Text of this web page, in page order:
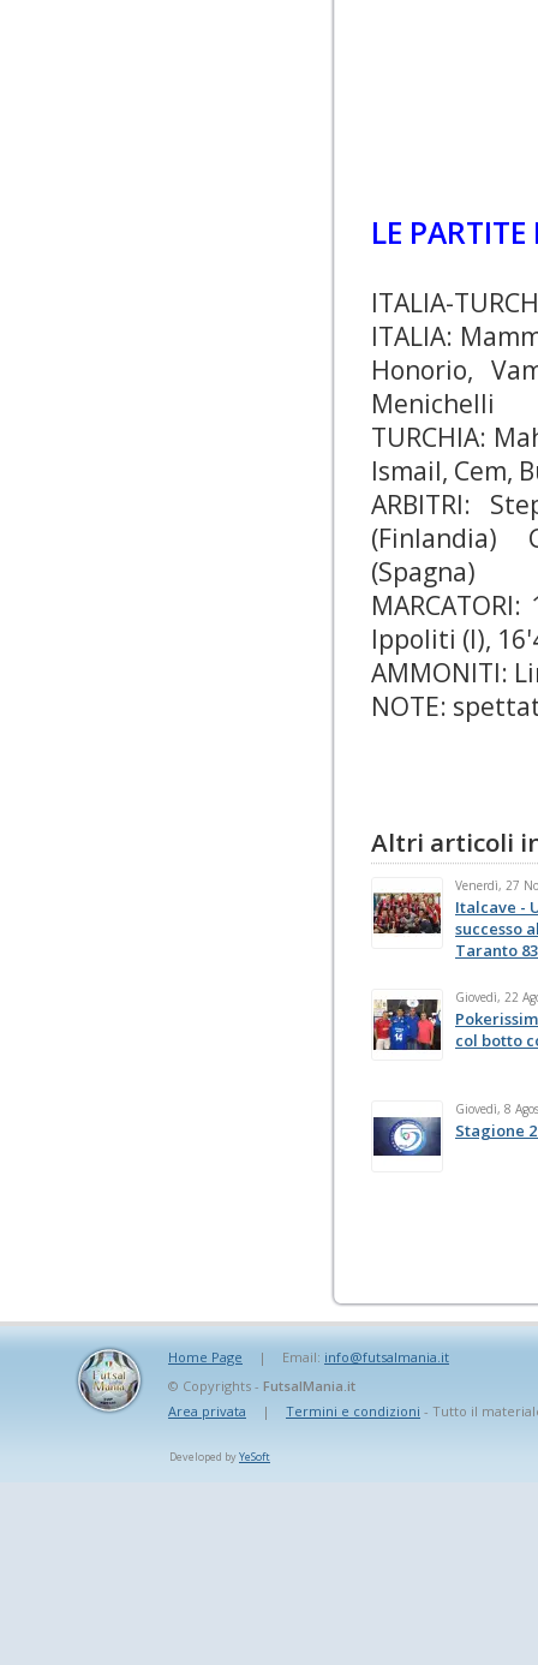
LE
ITALIA-
ITALIA:
Honorio,
Menichelli
TURCHIA:
Ismail, Cem,
ARBITRI:
(Finlandia)
(Spagna)
Ippoliti (I),
AMMONITI:
NOTE:
Altri articoli
Venerdì, 27
Italcave -
successo
Taranto 83
Giovedì, 22
col botto
Giovedì, 8
Stagione
Home Page | Email: info@futsalmania.it
© Copyrights - FutsalMania.it
Area privata
| Termini e condizioni - Tutto il
Developed byYeSoft